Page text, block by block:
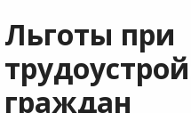
Льготы при
граждан